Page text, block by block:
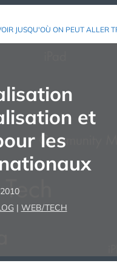
JUSQU'OÙ ON PEUT ALLER
et
les
A
G
| WEB/TECH